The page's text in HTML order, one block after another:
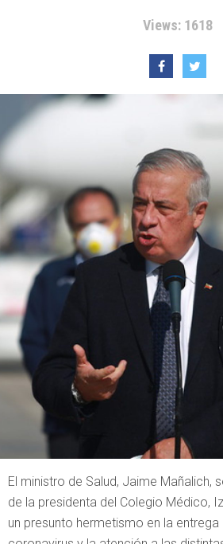
Views: 1618
El ministro de Salud, Jaime Mañalich,
de la presidenta del Colegio Médico,
un presunto hermetismo en la